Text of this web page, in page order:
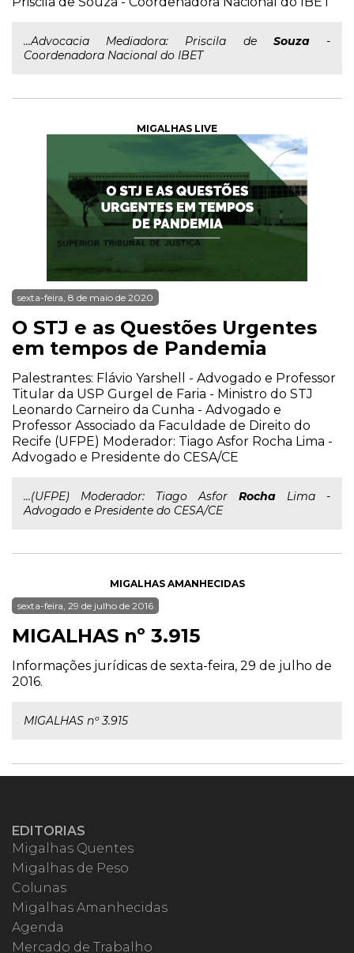
...Advocacia Mediadora: Priscila de Souza-
Coordenadora Nacional do IBET
MIGALHAS LIVE
sexta-feira, 8 de maio de 2020
O STJ e as Questões Urgentes
em tempos de Pandemia
Palestrantes: Flávio Yarshell - Advogado e Professor
Titular da USP Gurgel de Faria - Ministro do STJ
Leonardo Carneiro da Cunha - Advogado e
Professor Associado da Faculdade de Direito do
Recife (UFPE) Moderador: Tiago Asfor Rocha Lima -
Advogado e Presidente do CESA/CE
...(UFPE) Moderador: Tiago Asfor Rocha Lima -
Advogado e Presidente do CESA/CE
MIGALHAS AMANHECIDAS
sexta-feira, 29 de julho de 2016
MIGALHAS nº 3.915
Informações jurídicas de sexta-feira, 29 de julho de
2016.
MIGALHAS nº 3.915
EDITORIAS
Migalhas Quentes
Migalhas de Peso
Colunas
Migalhas Amanhecidas
Agenda
Mercado de Trabalho